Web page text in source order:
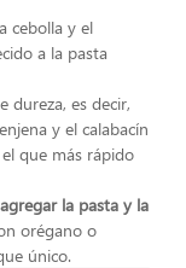
cebolla y el
a la pasta
dureza, es decir,
y el calabacín
que más rápido
agregar la pasta y la
orégano o
único.